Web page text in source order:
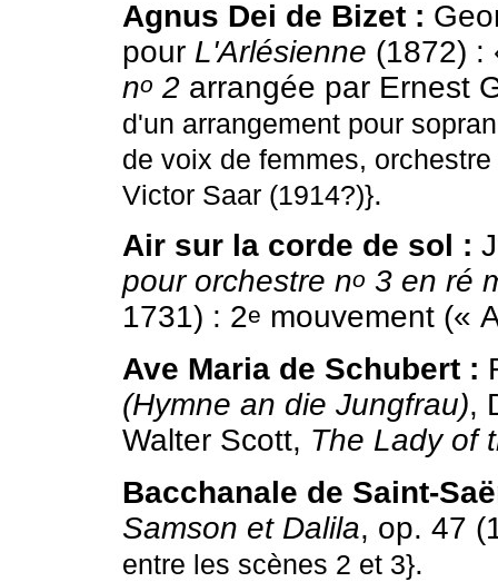
Agnus Dei de Bizet :
pour L'Arlésienne (1872) :
no 2 arrangée par Ernest
d'un arrangement pour
de voix de femmes,
Victor Saar (1914?)}.
Air sur la corde de sol :
pour orchestre no 3 en ré
1731) : 2e mouvement («
Ave Maria de Schubert :
(Hymne an die Jungfrau),
Walter Scott, The Lady of
Bacchanale de Saint-
Samson et Dalila, op. 47
entre les scènes 2 et 3}.